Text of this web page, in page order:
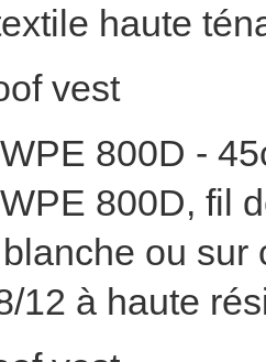
haute
vest
800D -
800D, fil
ou
12 à haute